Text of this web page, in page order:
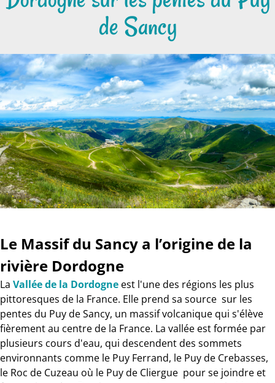
de Sancy
Le Massif du Sancy a l’origine de la
rivière Dordogne
La Vallée de la Dordogne est l'une des régions les plus
pittoresques de la France. Elle prend sa source sur les
pentes du Puy de Sancy, un massif volcanique qui s'élève
fièrement au centre de la France. La vallée est formée par
plusieurs cours d'eau, qui descendent des sommets
environnants comme le Puy Ferrand, le Puy de Crebasses,
le Roc de Cuzeau où le Puy de Cliergue pour se joindre et